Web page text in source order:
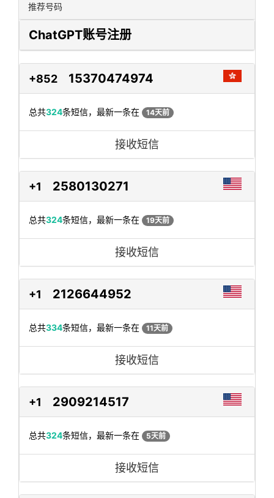
推荐号码
ChatGPT账号注册
+852 15370474974
总共324条短信，最新一条在 14天前
接收短信
+1 2580130271
总共324条短信，最新一条在 19天前
接收短信
+1 2126644952
总共334条短信，最新一条在 11天前
接收短信
+1 2909214517
总共324条短信，最新一条在 5天前
接收短信